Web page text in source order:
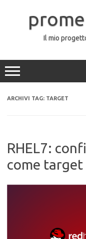
contenuto
Il mio
ARCHIVI TAG: TARGET
RHEL7:
come target